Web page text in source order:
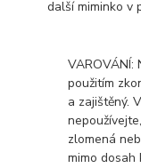
další miminko v
VAROVÁNÍ:
použitím
a zajištěný.
zlomená
mimo